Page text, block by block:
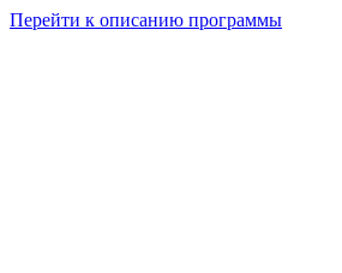
Перейти к описанию программы